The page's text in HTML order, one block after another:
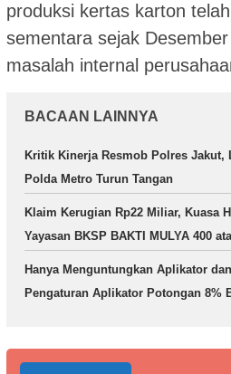
produksi kertas karton
sementara sejak
masalah internal
BACAAN LAINNYA
Kritik Kinerja Resmob Polres Jakut,
Polda Metro Turun Tangan
Klaim Kerugian Rp22 Miliar, Kuasa
Yayasan BKSP BAKTI MULYA 400
Hanya Menguntungkan Aplikator
Pengaturan Aplikator Potongan 8%